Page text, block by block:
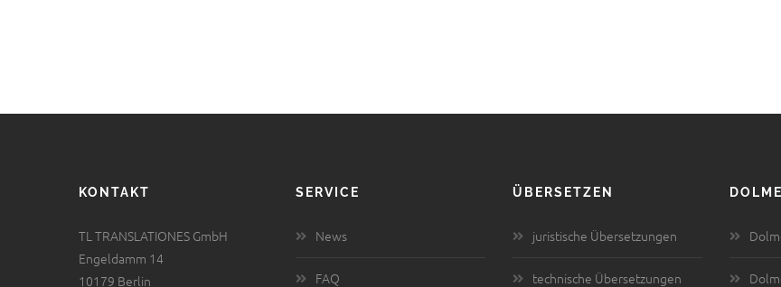
KONTAKT
TL TRANSLATIONES GmbH
Engeldamm 14
10179 Berlin
SERVICE
News
FAQ
ÜBERSETZEN
juristische Übersetzungen
technische Übersetzungen